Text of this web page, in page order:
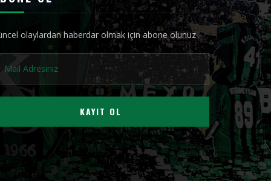
olaylardan haberdar olmak için abone olunuz
KAYIT OL